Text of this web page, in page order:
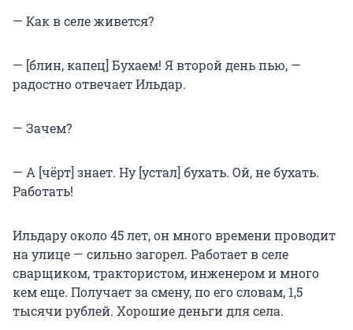
— Как в селе живется?
— [блин, капец] Бухаем! Я второй день пью, —
радостно отвечает Ильдар.
— Зачем?
— А [чёрт] знает. Ну [устал] бухать. Ой, не бухать.
Работать!
Ильдару около 45 лет, он много времени проводит
на улице — сильно загорел. Работает в селе
сварщиком, трактористом, инженером и много
кем еще. Получает за смену, по его словам, 1,5
тысячи рублей. Хорошие деньги для села.